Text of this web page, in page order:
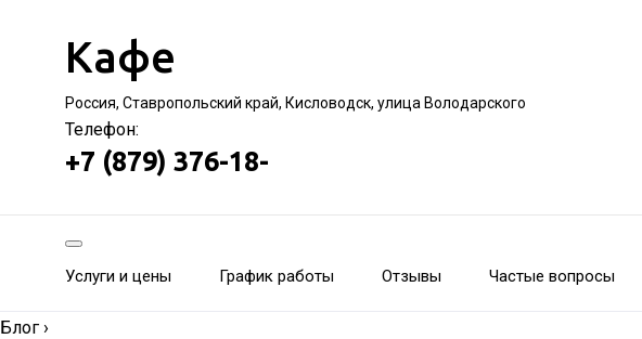
Кафе
Россия, Ставропольский край, Кисловодск, улица Володарского
Телефон:
+7 (879) 376-18-
Услуги и цены График работы Отзывы Частые вопросы
Блог ›